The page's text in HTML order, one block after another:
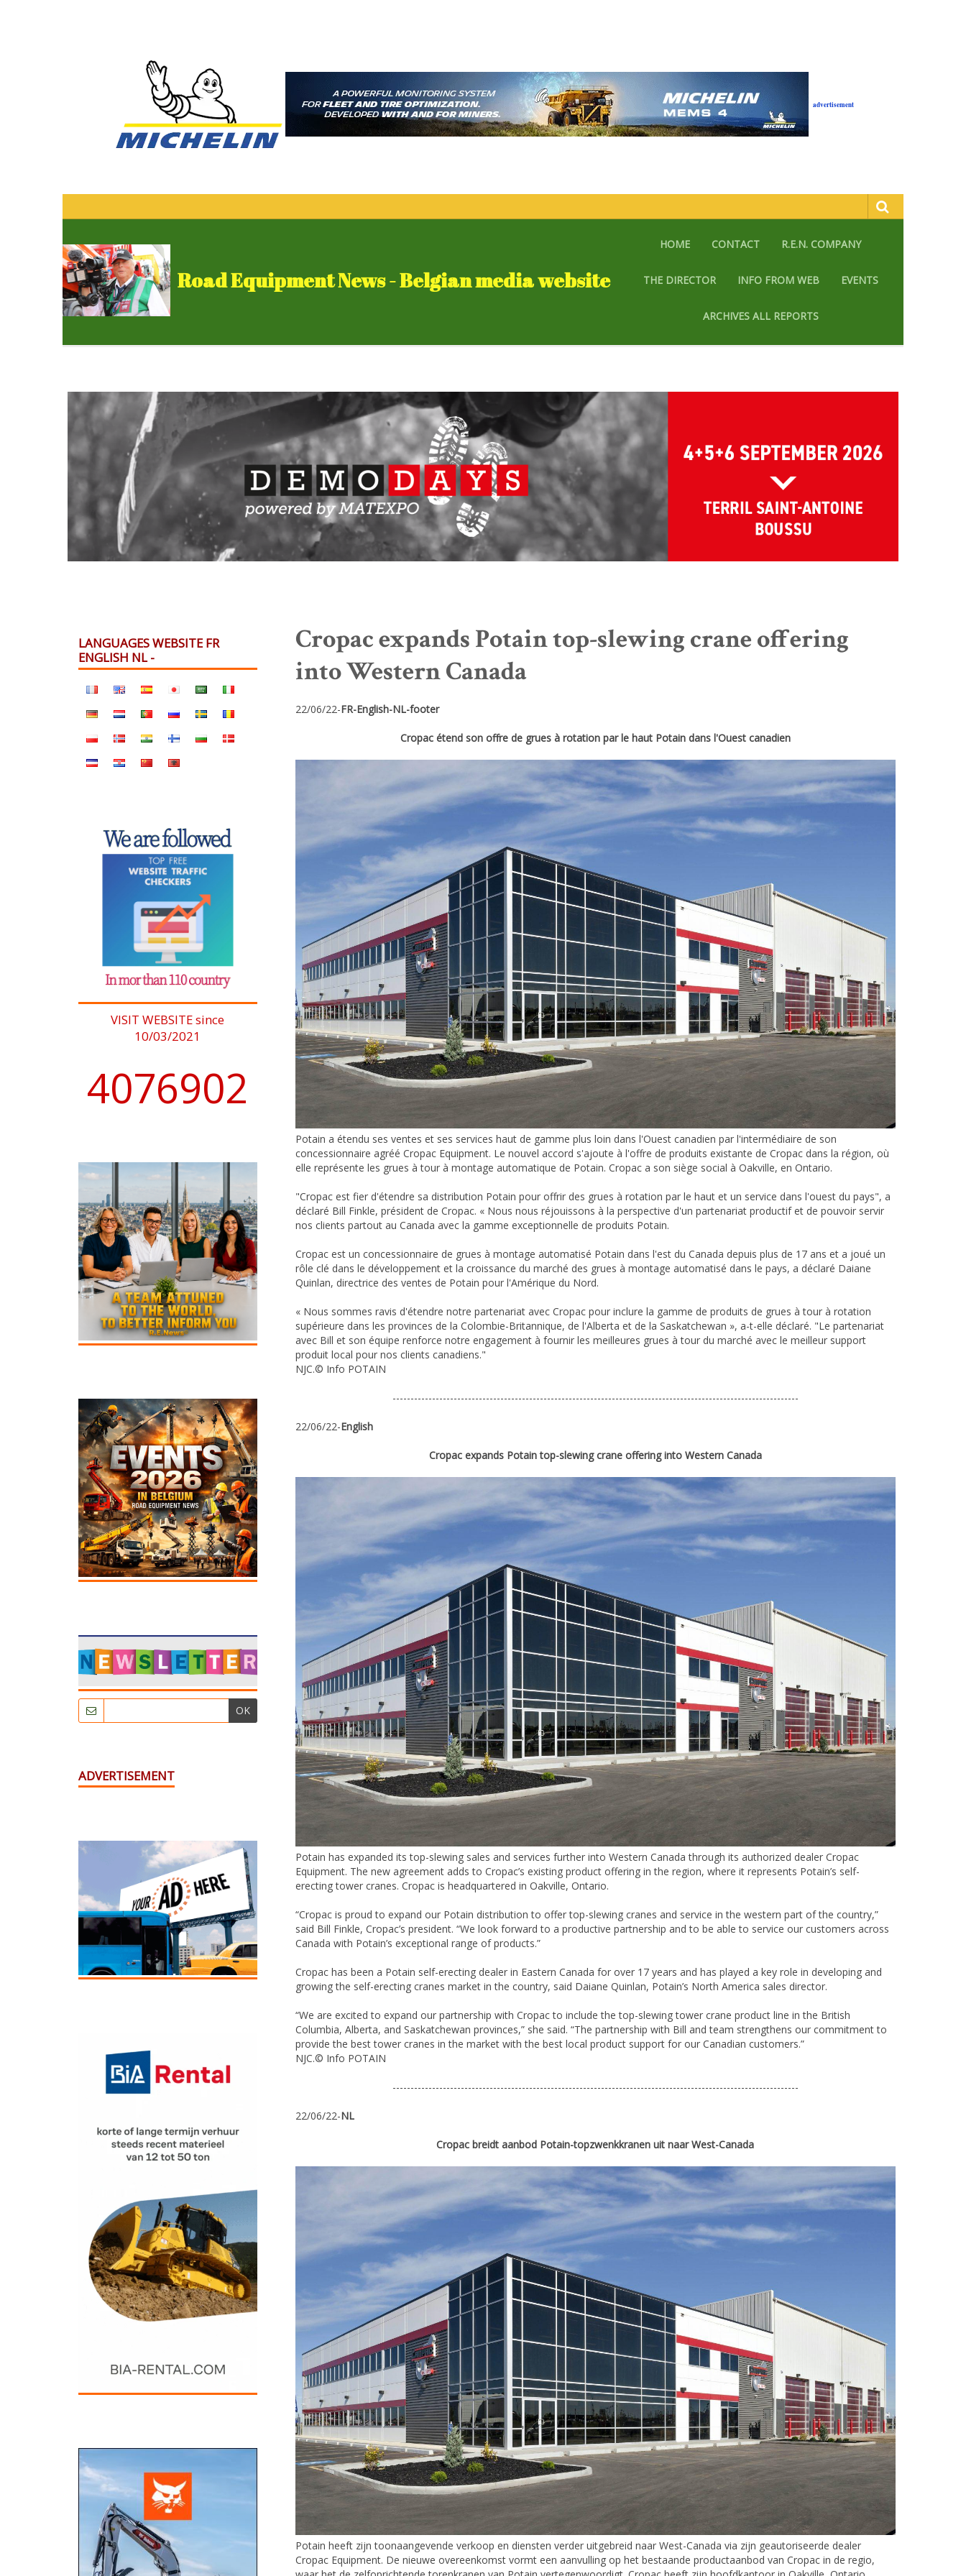
advertisement
Road Equipment News - Belgian media website
HOME CONTACT R.E.N. COMPANY
THE DIRECTOR INFO FROM WEB EVENTS
ARCHIVES ALL REPORTS
Cropac expands Potain top-slewing crane offering
into Western Canada
22/06/22-FR-English-NL-footer
Cropac étend son offre de grues à rotation par le haut Potain dans l'Ouest canadien
Potain a étendu ses ventes et ses services haut de gamme plus loin dans l'Ouest canadien par l'intermédiaire de son
concessionnaire agréé Cropac Equipment. Le nouvel accord s'ajoute à l'offre de produits existante de Cropac dans la région, où
elle représente les grues à tour à montage automatique de Potain. Cropac a son siège social à Oakville, en Ontario.
"Cropac est fier d'étendre sa distribution Potain pour offrir des grues à rotation par le haut et un service dans l'ouest du pays", a
déclaré Bill Finkle, président de Cropac. « Nous nous réjouissons à la perspective d'un partenariat productif et de pouvoir servir
nos clients partout au Canada avec la gamme exceptionnelle de produits Potain.
Cropac est un concessionnaire de grues à montage automatisé Potain dans l'est du Canada depuis plus de 17 ans et a joué un
rôle clé dans le développement et la croissance du marché des grues à montage automatisé dans le pays, a déclaré Daiane
Quinlan, directrice des ventes de Potain pour l'Amérique du Nord.
« Nous sommes ravis d'étendre notre partenariat avec Cropac pour inclure la gamme de produits de grues à tour à rotation
supérieure dans les provinces de la Colombie-Britannique, de l'Alberta et de la Saskatchewan », a-t-elle déclaré. "Le partenariat
avec Bill et son équipe renforce notre engagement à fournir les meilleures grues à tour du marché avec le meilleur support
produit local pour nos clients canadiens."
NJC.© Info POTAIN
-----------------------------------------------------------------------------------------------------------------
22/06/22-English
Cropac expands Potain top-slewing crane offering into Western Canada
Potain has expanded its top-slewing sales and services further into Western Canada through its authorized dealer Cropac
Equipment. The new agreement adds to Cropac’s existing product offering in the region, where it represents Potain’s self-
erecting tower cranes. Cropac is headquartered in Oakville, Ontario.
“Cropac is proud to expand our Potain distribution to offer top-slewing cranes and service in the western part of the country,”
said Bill Finkle, Cropac’s president. “We look forward to a productive partnership and to be able to service our customers across
Canada with Potain’s exceptional range of products.”
Cropac has been a Potain self-erecting dealer in Eastern Canada for over 17 years and has played a key role in developing and
growing the self-erecting cranes market in the country, said Daiane Quinlan, Potain’s North America sales director.
“We are excited to expand our partnership with Cropac to include the top-slewing tower crane product line in the British
Columbia, Alberta, and Saskatchewan provinces,” she said. “The partnership with Bill and team strengthens our commitment to
provide the best tower cranes in the market with the best local product support for our Canadian customers.”
NJC.© Info POTAIN
-----------------------------------------------------------------------------------------------------------------
22/06/22-NL
Cropac breidt aanbod Potain-topzwenkkranen uit naar West-Canada
Potain heeft zijn toonaangevende verkoop en diensten verder uitgebreid naar West-Canada via zijn geautoriseerde dealer
Cropac Equipment. De nieuwe overeenkomst vormt een aanvulling op het bestaande productaanbod van Cropac in de regio,
LANGUAGES WEBSITE FR
ENGLISH NL -
VISIT WEBSITE since
10/03/2021
4076902
OK
ADVERTISEMENT